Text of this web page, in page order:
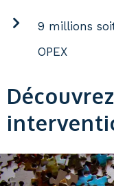
9 millions
OPEX